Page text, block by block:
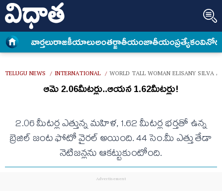
వార్త‌లురాజకీయాలుఅంత‌ర్జాతీయంజాతీయంప్రత్యేకం
TELUGU NEWS / INTERNATIONAL / WORLD TALL WOMAN ELISANY SILVA
ఆమె 2.06మీటర్లు..ఆయన 1.62మీటర్లు!
2.06 మీటర్ల ఎత్తున్న మహిళ, 1.62 మీటర్ల భర్తతో ఉన్న
బ్రెజిల్ జంట ఫోటో వైరల్ అయింది. 44 సెం.మీ ఎత్తు తేడా
నెటిజన్లను ఆకట్టుకుంటోంది.